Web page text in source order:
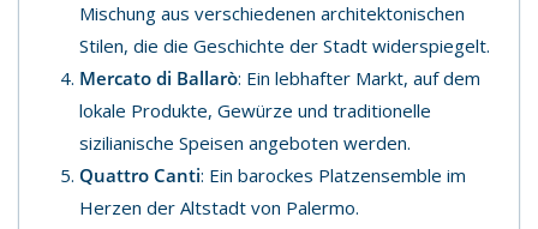
Mischung aus verschiedenen architektonischen
Stilen, die die Geschichte der Stadt widerspiegelt.
Mercato di Ballarò: Ein lebhafter Markt, auf dem
lokale Produkte, Gewürze und traditionelle
sizilianische Speisen angeboten werden.
Quattro Canti: Ein barockes Platzensemble im
Herzen der Altstadt von Palermo.